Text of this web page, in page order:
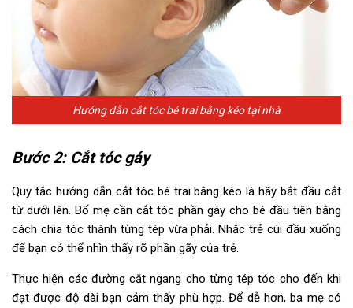
Hướng dẫn cắt tóc bé trai bằng kéo tại nhà
Bước 2: Cắt tóc gáy
Quy tắc hướng dẫn cắt tóc bé trai bằng kéo là hãy bắt đầu cắt
từ dưới lên. Bố mẹ cần cắt tóc phần gáy cho bé đầu tiên bằng
cách chia tóc thành từng tép vừa phải. Nhắc trẻ cúi đầu xuống
để bạn có thể nhìn thấy rõ phần gãy của trẻ.
Thực hiện các đường cắt ngang cho từng tép tóc cho đến khi
đạt được độ dài bạn cảm thấy phù hợp. Để dễ hơn, ba mẹ có